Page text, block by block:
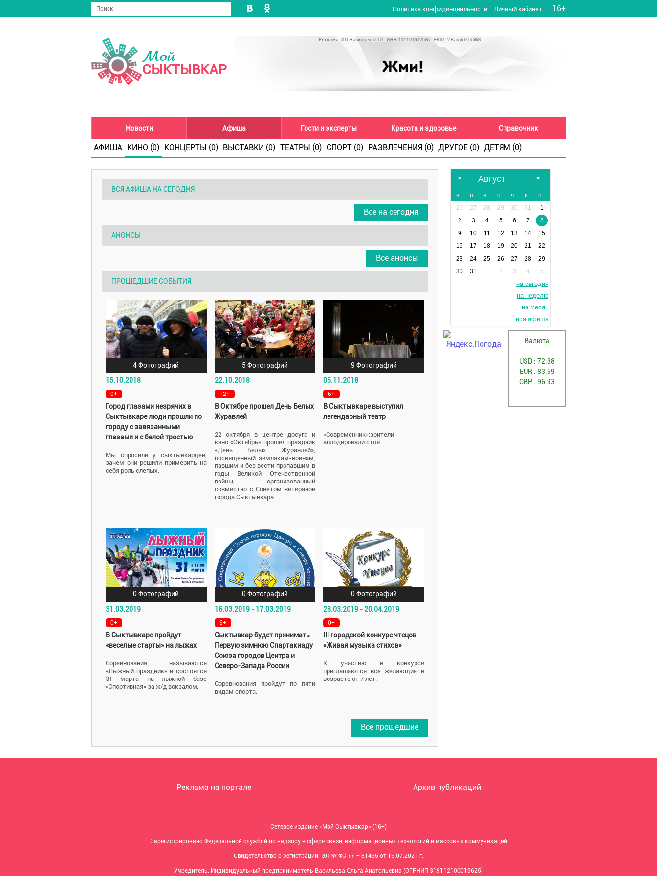
Политика конфиденциальности Личный кабинет 16+
Мой
СЫКТЫВКАР
Новости Афиша Гости и эксперты Красота и здоровье Справочник
АФИША КИНО (0) КОНЦЕРТЫ (0) ВЫСТАВКИ (0) ТЕАТРЫ (0) СПОРТ (0) РАЗВЛЕЧЕНИЯ (0) ДРУГОЕ (0) ДЕТЯМ (0)
ВСЯ АФИША НА СЕГОДНЯ
Все на сегодня
АНОНСЫ
Все анонсы
ПРОШЕДШИЕ СОБЫТИЯ
4 Фотографий
15.10.2018
0+
Город глазами незрячих в
Сыктывкаре люди прошли по
городу с завязанными
глазами и с белой тростью
Мы спросили у сыктывкарцев,
зачем они решили примерить на
себя роль слепых.
5 Фотографий
22.10.2018
12+
В Октябре прошел День Белых
Журавлей
22 октября в центре досуга и
кино «Октябрь» прошел праздник
«День Белых Журавлей»,
посвященный землякам-воинам,
павшим и без вести пропавшим в
годы Великой Отечественной
войны, организованный
совместно с Советом ветеранов
города Сыктывкара.
9 Фотографий
05.11.2018
6+
В Сыктывкаре выступил
легендарный театр
«Современник»:зрители
аплодировали стоя.
0 Фотографий
31.03.2019
0+
В Сыктывкаре пройдут
«веселые старты» на лыжах
Соревнования называются
«Лыжный праздник» и состоятся
31 марта на лыжной базе
«Спортивная» за ж/д вокзалом.
0 Фотографий
16.03.2019 - 17.03.2019
6+
Сыктывкар будет принимать
Первую зимнюю Спартакиаду
Союза городов Центра и
Северо-Запада России
Соревнования пройдут по пяти
видам спорта.
0 Фотографий
28.03.2019 - 20.04.2019
0+
III городской конкурс чтецов
«Живая музыка стихов»
К участию в конкурсе
приглашаются все желающие в
возрасте от 7 лет.
Все прошедшие
Август
в п в с ч п
с
26
27 28 29 30 31
1
2
3 4 5 6 7
8
9
10 11 12 13 14
15
16
17 18 19 20 21
22
23
24 25 26 27 28
29
30
31 1 2 3 4 5
на сегодня
на неделю
на месяц
вся афиша
Валюта
USD : 72.38
EUR : 83.69
GBP : 96.93
Реклама на портале Архив публикаций
Сетевое издание «Мой Сыктывкар» (16+)
Зарегистрировано Федеральной службой по надзору в сфере связи, информационных технологий и массовых коммуникаций
Свидетельство о регистрации: ЭЛ № ФС 77 – 81465 от 16.07.2021 г.
Учредитель: Индивидуальный предприниматель Васильева Ольга Анатольевна (ОГРНИП 319112100019625)